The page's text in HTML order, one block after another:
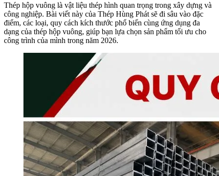
Thép hộp vuông là vật liệu thép hình quan trọng trong xây dựng và
công nghiệp. Bài viết này của Thép Hùng Phát sẽ đi sâu vào đặc
điểm, các loại, quy cách kích thước phổ biến cùng ứng dụng đa
dạng của thép hộp vuông, giúp bạn lựa chọn sản phẩm tối ưu cho
công trình của mình trong năm 2026.